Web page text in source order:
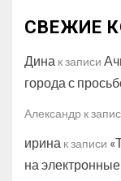
СВЕЖИЕ
Дина к записи
города с
Александр к
ирина к записи
на